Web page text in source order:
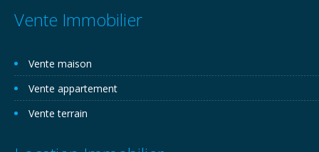
Vente Immobilier
Vente maison
Vente appartement
Vente terrain